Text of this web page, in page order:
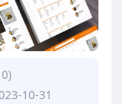
10-31